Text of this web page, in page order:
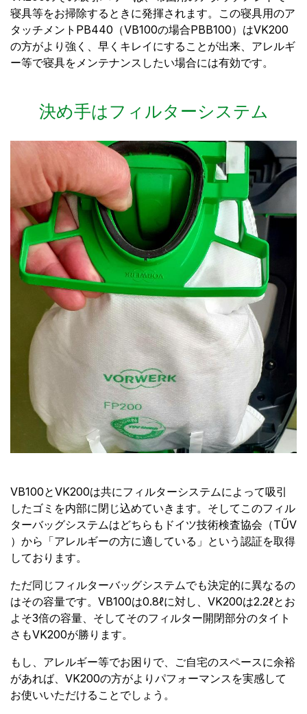
寝具等をお掃除するときに発揮されます。この寝具用のア
タッチメントPB440（VB100の場合PBB100）はVK200
の方がより強く、早くキレイにすることが出来、アレルギ
ー等で寝具をメンテナンスしたい場合には有効です。
決め手はフィルターシステム
VB100とVK200は共にフィルターシステムによって吸引
したゴミを内部に閉じ込めていきます。そしてこのフィル
ターバッグシステムはどちらもドイツ技術検査協会（TŰV
）から「アレルギーの方に適している」という認証を取得
しております。
ただ同じフィルターバッグシステムでも決定的に異なるの
はその容量です。VB100は0.8ℓに対し、VK200は2.2ℓとお
よそ3倍の容量、そしてそのフィルター開閉部分のタイト
さもVK200が勝ります。
もし、アレルギー等でお困りで、ご自宅のスペースに余裕
があれば、VK200の方がよりパフォーマンスを実感して
お使いいただけることでしょう。